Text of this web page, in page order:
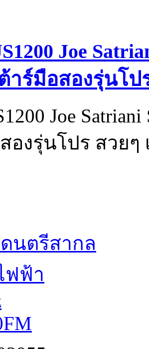
Joe
าร์มือสองรุ่นโป
Joe
องรุ่นโปร สวยๆ
ดนตรีสากล
ฟฟ้า